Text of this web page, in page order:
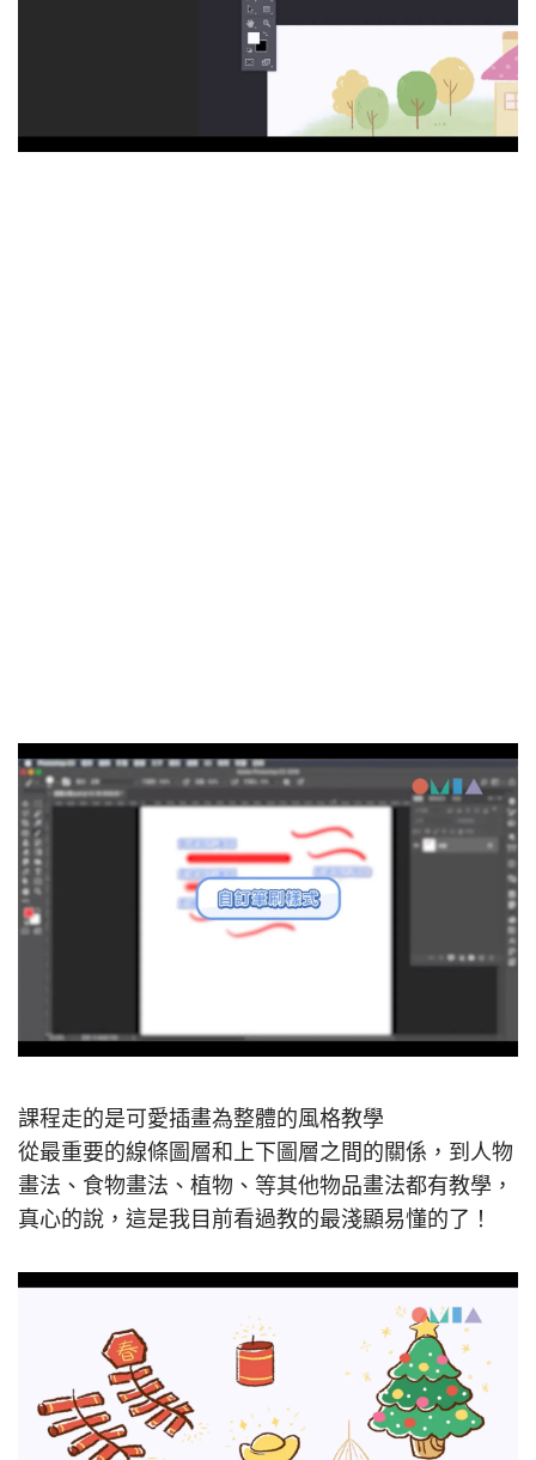
課程走的是可愛插畫為整體的風格教學
從最重要的線條圖層和上下圖層之間的關係，到人物
畫法、食物畫法、植物、等其他物品畫法都有教學，
真心的說，這是我目前看過教的最淺顯易懂的了！